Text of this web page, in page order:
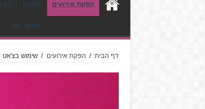
הפקת אירועים חתונה בת
פרסם כאן
דף הבית / הפקת אירועים / שימוש בצ'אט